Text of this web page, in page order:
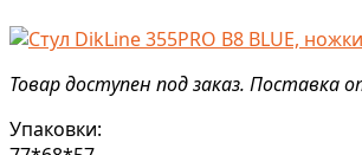
Товар доступен под заказ. Поставка
Упаковки: